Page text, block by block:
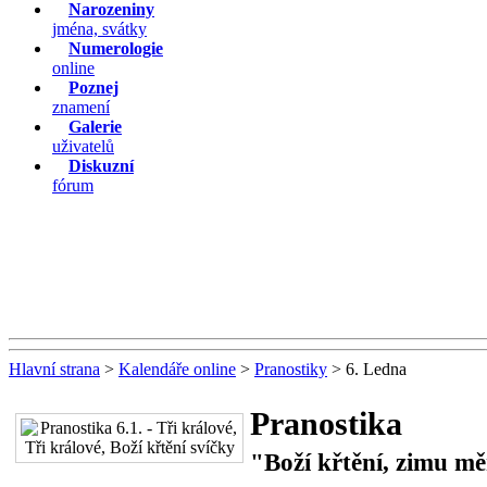
Narozeniny
jména, svátky
Numerologie
online
Poznej
znamení
Galerie
uživatelů
Diskuzní
fórum
Hlavní strana > Kalendáře online > Pranostiky > 6. Ledna
Pranostika
"Boží křtění, zimu